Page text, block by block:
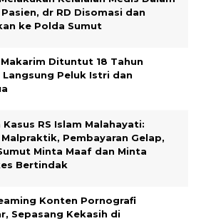
dr RD Disomasi dan
ke Polda Sumut
Dituntut 18 Tahun
Langsung Peluk Istri dan
RS Islam Malahayati:
Pembayaran Gelap,
Minta Maaf dan Minta
Bertindak
Konten Pornografi
Sepasang Kekasih di